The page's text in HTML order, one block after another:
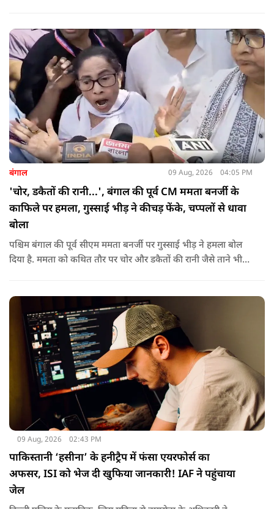
बंगाल 09 Aug, 2026 04:05 PM
'चोर, डकैतों की रानी...', बंगाल की पूर्व CM ममता बनर्जी के
काफिले पर हमला, गुस्साई भीड़ ने कीचड़ फेंके, चप्पलों से धावा
बोला
पश्चिम बंगाल की पूर्व सीएम ममता बनर्जी पर गुस्साई भीड़ ने हमला बोल
दिया है. ममता को कथित तौर पर चोर और डकैतों की रानी जैसे ताने भी
09 Aug, 2026 02:43 PM
पाकिस्तानी ‘हसीना’ के हनीट्रैप में फंसा एयरफोर्स का
अफसर, ISI को भेज दी खुफिया जानकारी! IAF ने पहुंचाया
जेल